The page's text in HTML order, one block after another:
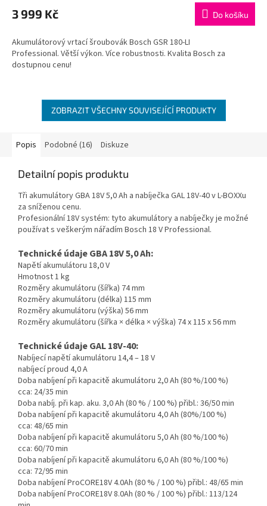
3 999 Kč Do košíku
Akumulátorový vrtací šroubovák Bosch GSR 180-LI
Professional. Větší výkon. Více robustnosti. Kvalita Bosch za
dostupnou cenu!
ZOBRAZIT VŠECHNY SOUVISEJÍCÍ PRODUKTY
Popis Podobné (16) Diskuze
Detailní popis produktu
Tři akumulátory GBA 18V 5,0 Ah a nabíječka GAL 18V-40 v L-BOXXu
za sníženou cenu.
Profesionální 18V systém: tyto akumulátory a nabíječky je možné
používat s veškerým nářadím Bosch 18 V Professional.
Technické údaje GBA 18V 5,0 Ah:
Napětí akumulátoru 18,0 V
Hmotnost 1 kg
Rozměry akumulátoru (šířka) 74 mm
Rozměry akumulátoru (délka) 115 mm
Rozměry akumulátoru (výška) 56 mm
Rozměry akumulátoru (šířka × délka × výška) 74 x 115 x 56 mm
Technické údaje GAL 18V-40:
Nabíjecí napětí akumulátoru 14,4 – 18 V
nabíjecí proud 4,0 A
Doba nabíjení při kapacitě akumulátoru 2,0 Ah (80 %/100 %)
cca: 24/35 min
Doba nabíj. při kap. aku. 3,0 Ah (80 % / 100 %) přibl.: 36/50 min
Doba nabíjení při kapacitě akumulátoru 4,0 Ah (80%/100 %)
cca: 48/65 min
Doba nabíjení při kapacitě akumulátoru 5,0 Ah (80 %/100 %)
cca: 60/70 min
Doba nabíjení při kapacitě akumulátoru 6,0 Ah (80 %/100 %)
cca: 72/95 min
Doba nabíjení ProCORE18V 4.0Ah (80 % / 100 %) přibl.: 48/65 min
Doba nabíjení ProCORE18V 8.0Ah (80 % / 100 %) přibl.: 113/124